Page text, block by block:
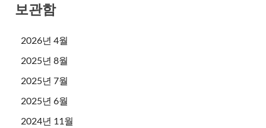
보관함
2026년 4월
2025년 8월
2025년 7월
2025년 6월
2024년 11월